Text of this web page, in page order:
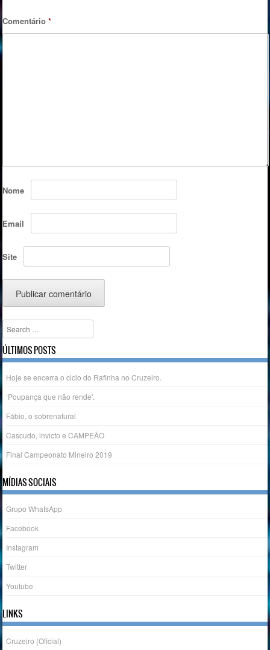
Comentário*
Nome
Email
Site
Search
ÚLTIMOS POSTS
Hoje se encerra o ciclo do Rafinha no Cruzeiro.
‘Poupança que não rende’.
Fábio, o sobrenatural
Cascudo, invicto e CAMPEÃO
Final Campeonato Mineiro 2019
MÍDIAS SOCIAIS
Grupo WhatsApp
Facebook
Instagram
Twitter
Youtube
LINKS
Cruzeiro (Oficial)